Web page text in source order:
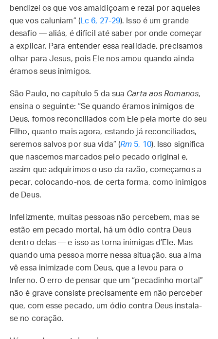
bendizei os que vos amaldiçoam e rezai por aqueles
que vos caluniam” (Lc 6, 27-29). Isso é um grande
desafio — aliás, é difícil até saber por onde começar
a explicar. Para entender essa realidade, precisamos
olhar para Jesus, pois Ele nos amou quando ainda
éramos seus inimigos.
São Paulo, no capítulo 5 da sua Carta aos Romanos,
ensina o seguinte: “Se quando éramos inimigos de
Deus, fomos reconciliados com Ele pela morte do seu
Filho, quanto mais agora, estando já reconciliados,
seremos salvos por sua vida” (Rm 5, 10). Isso significa
que nascemos marcados pelo pecado original e,
assim que adquirimos o uso da razão, começamos a
pecar, colocando-nos, de certa forma, como inimigos
de Deus.
Infelizmente, muitas pessoas não percebem, mas se
estão em pecado mortal, há um ódio contra Deus
dentro delas — e isso as torna inimigas d’Ele. Mas
quando uma pessoa morre nessa situação, sua alma
vê essa inimizade com Deus, que a levou para o
Inferno. O erro de pensar que um “pecadinho mortal”
não é grave consiste precisamente em não perceber
que, com esse pecado, um ódio contra Deus instala-
se no coração.